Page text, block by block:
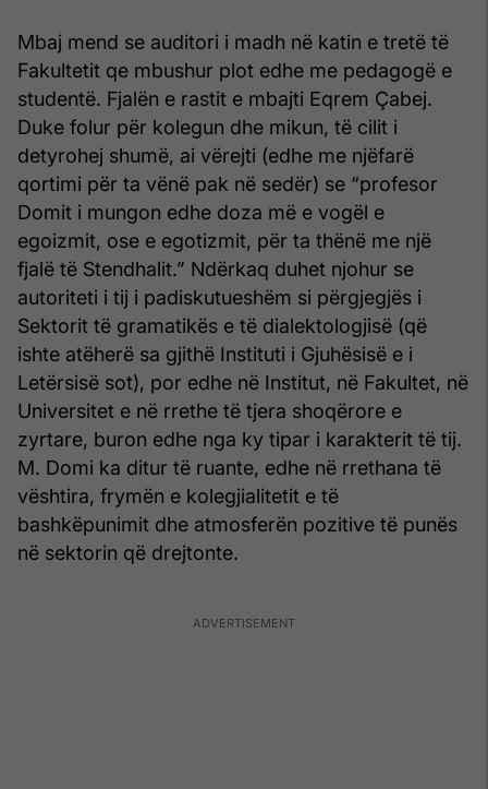
Mbaj mend se auditori i madh në katin e tretë të
Fakultetit qe mbushur plot edhe me pedagogë e
studentë. Fjalën e rastit e mbajti Eqrem Çabej.
Duke folur për kolegun dhe mikun, të cilit i
detyrohej shumë, ai vërejti (edhe me njëfarë
qortimi për ta vënë pak në sedër) se “profesor
Domit i mungon edhe doza më e vogël e
egoizmit, ose e egotizmit, për ta thënë me një
fjalë të Stendhalit.” Ndërkaq duhet njohur se
autoriteti i tij i padiskutueshëm si përgjegjës i
Sektorit të gramatikës e të dialektologjisë (që
ishte atëherë sa gjithë Instituti i Gjuhësisë e i
Letërsisë sot), por edhe në Institut, në Fakultet, në
Universitet e në rrethe të tjera shoqërore e
zyrtare, buron edhe nga ky tipar i karakterit të tij.
M. Domi ka ditur të ruante, edhe në rrethana të
vështira, frymën e kolegjialitetit e të
bashkëpunimit dhe atmosferën pozitive të punës
në sektorin që drejtonte.